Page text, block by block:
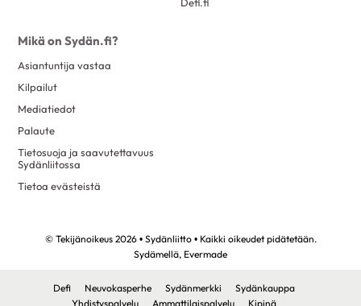
Mikä on Sydän.fi?
Asiantuntija vastaa
Kilpailut
Mediatiedot
Palaute
Tietosuoja ja saavutettavuus
Sydänliitossa
Tietoa evästeistä
© Tekijänoikeus 2026 • Sydänliitto • Kaikki oikeudet pidätetään.
Sydämellä, Evermade
Defi Neuvokasperhe Sydänmerkki
Sydänkauppa
Yhdistyspalvelu
Ammattilaispalvelu Kipinä